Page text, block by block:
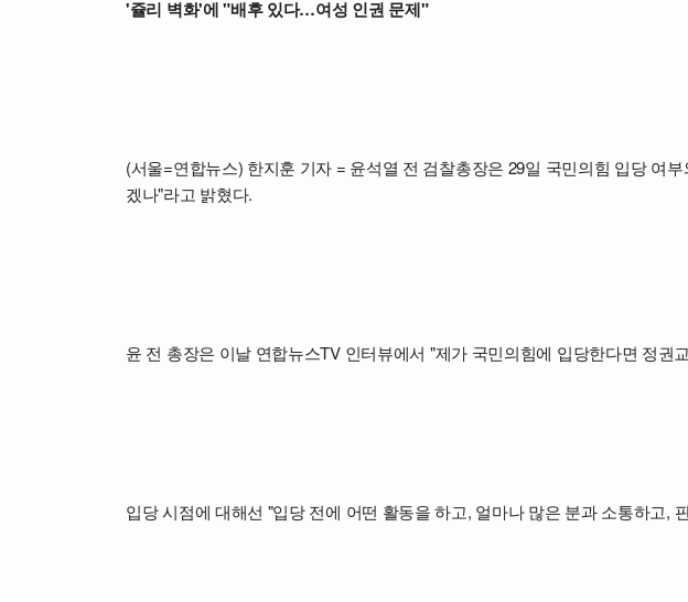
'쥴리 벽화'에 "배후 있다…여성 인권 문제"
(서울=연합뉴스) 한지훈 기자 = 윤석열 전 검찰총장은 29일 국민의힘 입당 여
겠나"라고 밝혔다.
윤 전 총장은 이날 연합뉴스TV 인터뷰에서 "제가 국민의힘에 입당한다면 정권
입당 시점에 대해선 "입당 전에 어떤 활동을 하고, 얼마나 많은 분과 소통하고,